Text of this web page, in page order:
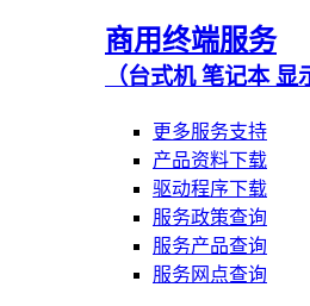
商用终端服务
（台式机 笔记本 显
更多服务支持
产品资料下载
驱动程序下载
服务政策查询
服务产品查询
服务网点查询